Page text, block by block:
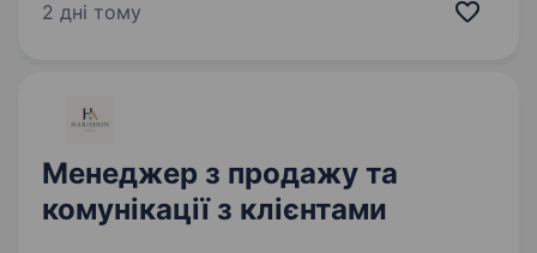
на посаду КЕРІВНИКА ВІДДІЛУ ПРОДАЖІВ —
2 дні тому
Менеджер з продажу та
комунікації з клієнтами